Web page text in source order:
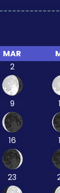
MAR
2
9
16
23